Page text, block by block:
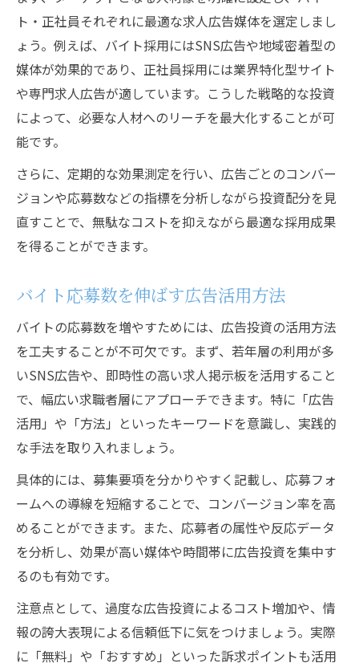
求人効果を上げる広告投資の最前線
バイト・正社員別の広告投資成功事例
効果最大化へ導く広告投資のコツとは
採用広告投資で成果を出す分析手法
バイト採用に効く広告投資の最適化策
正社員採用における広告投資の秘訣
広告投資効果を測る重要な指標とは
採用活動を支える投資と広告の連携法
バイト・正社員採用を強化する広告活用
採用活動で失敗しない広告投資の選択術
広告投資と求人結果の関係性を徹底解説
効果的な広告投資連携で採用力を高める
求人広告で投資効果を高める実践知識
採用成功に導く求人広告投資の極意
正社員求人に効く広告運用のポイント
求人広告投資で成果を上げる実践事例
広告費の最適化で採用効率を向上させる
ト・正社員それぞれに最適な求人広告媒体を選定しまし
ょう。例えば、バイト採用にはSNS広告や地域密着型の
媒体が効果的であり、正社員採用には業界特化型サイト
や専門求人広告が適しています。こうした戦略的な投資
によって、必要な人材へのリーチを最大化することが可
能です。
さらに、定期的な効果測定を行い、広告ごとのコンバー
ジョンや応募数などの指標を分析しながら投資配分を見
直すことで、無駄なコストを抑えながら最適な採用成果
を得ることができます。
バイト応募数を伸ばす広告活用方法
バイトの応募数を増やすためには、広告投資の活用方法
を工夫することが不可欠です。まず、若年層の利用が多
いSNS広告や、即時性の高い求人掲示板を活用すること
で、幅広い求職者層にアプローチできます。特に「広告
活用」や「方法」といったキーワードを意識し、実践的
な手法を取り入れましょう。
具体的には、募集要項を分かりやすく記載し、応募フォ
ームへの導線を短縮することで、コンバージョン率を高
めることができます。また、応募者の属性や反応データ
を分析し、効果が高い媒体や時間帯に広告投資を集中す
るのも有効です。
注意点として、過度な広告投資によるコスト増加や、情
報の誇大表現による信頼低下に気をつけましょう。実際
に「無料」や「おすすめ」といった訴求ポイントも活用